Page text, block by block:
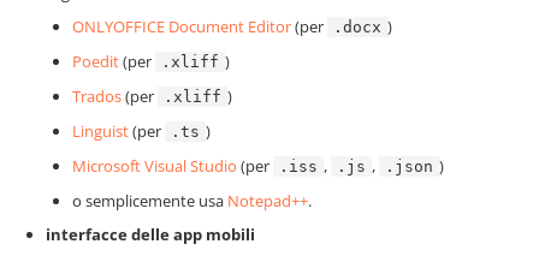
ONLYOFFICE Document Editor(per .docx )
Poedit(per .xliff )
Trados(per .xliff )
Linguist(per .ts )
Microsoft Visual Studio (per .iss , .js , .json )
o semplicemente usa Notepad++.
interfacce delle app mobili